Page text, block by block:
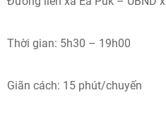
Thời gian: 5h30 – 19h00
Giãn cách: 15 phút/chuyến